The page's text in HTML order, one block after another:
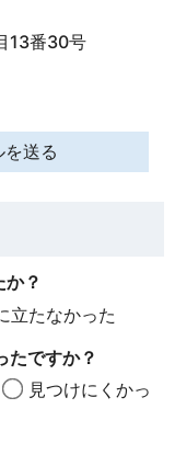
13番30号
送る
？
立たなかった
たですか？
見つけにくかっ